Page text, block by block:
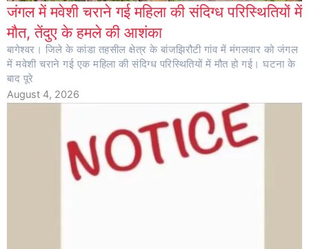
जंगल में मवेशी चराने गई महिला की संदिग्ध परिस्थितियों में
मौत, तेंदुए के हमले की आशंका
बागेश्वर। जिले के कांडा तहसील क्षेत्र के बांजझिरौटी गांव में मंगलवार को जंगल
में मवेशी चराने गई एक महिला की संदिग्ध परिस्थितियों में मौत हो गई। घटना के
बाद पूरे
August 4, 2026